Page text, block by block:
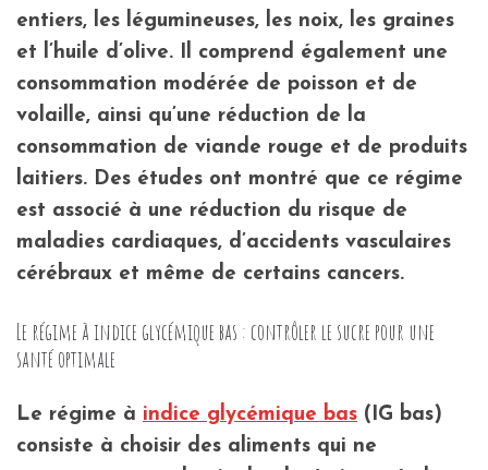
entiers, les légumineuses, les noix, les graines
et l’huile d’olive. Il comprend également une
consommation modérée de poisson et de
volaille, ainsi qu’une réduction de la
consommation de viande rouge et de produits
laitiers. Des études ont montré que ce régime
est associé à une réduction du risque de
maladies cardiaques, d’accidents vasculaires
cérébraux et même de certains cancers.
Le régime à indice glycémique bas : contrôler le sucre pour une
santé optimale
Le régime à indice glycémique bas (IG bas)
consiste à choisir des aliments qui ne